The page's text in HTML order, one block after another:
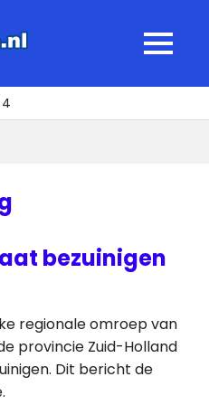
MENU
bezuinigen
regionale omroep van
provincie Zuid-Holland
Dit bericht de